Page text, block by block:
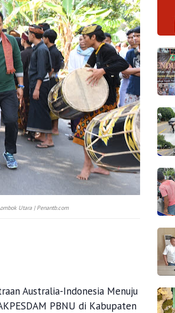
Utara | Penantb.com
Australia-Indonesia Menuju
PBNU di Kabupaten